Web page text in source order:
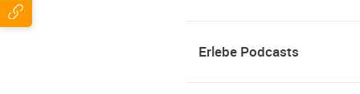
Erlebe Podcasts